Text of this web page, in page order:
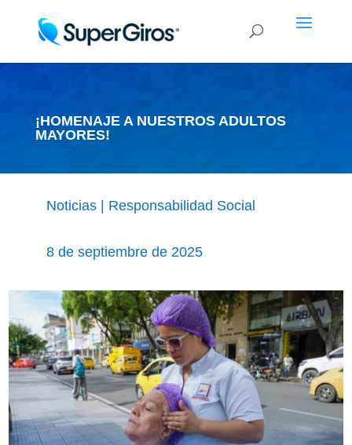
¡HOMENAJE A NUESTROS ADULTOS
MAYORES!
Noticias| Responsabilidad Social
8 de septiembre de 2025